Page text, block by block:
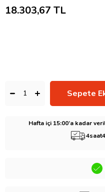
18.303,67 TL
Hafta içi 15:00’a kadar
4saat